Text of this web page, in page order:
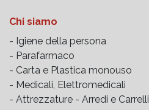
Chi siamo
- Igiene della persona
- Parafarmaco
- Carta e Plastica monouso
- Medicali, Elettromedicali
- Attrezzature - Arredi e Carrelli